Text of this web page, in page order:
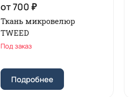
от 700 ₽
Ткань микровелюр
TWEED
Под заказ
Подробнее